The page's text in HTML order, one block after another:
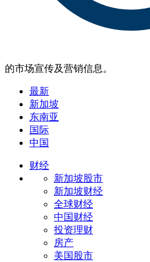
的市场宣传及营销信息。
最新
新加坡
东南亚
国际
中国
财经
新加坡股市
新加坡财经
全球财经
中国财经
投资理财
房产
美国股市